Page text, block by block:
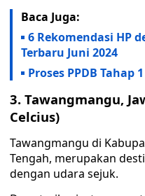
Baca Juga:
6 Rekomendasi HP
Terbaru Juni 2024
Proses PPDB
3. Tawangmangu,
Celcius)
Tawangmangu di
Tengah, merupakan
dengan udara sejuk.